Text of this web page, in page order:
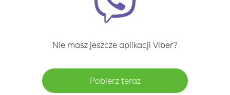
Nie masz jeszcze aplikacji Viber?
Pobierz teraz